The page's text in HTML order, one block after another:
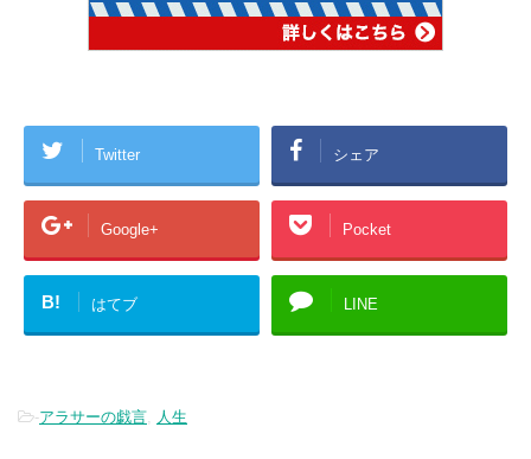
Twitter シェア
Google+ Pocket
B! はてブ LINE
-アラサーの戯言, 人生